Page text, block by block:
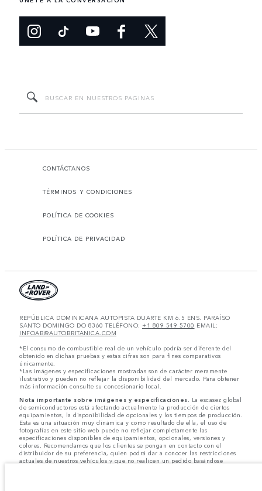
CONTÁCTANOS
TÉRMINOS Y CONDICIONES
POLÍTICA DE COOKIES
POLÍTICA DE PRIVACIDAD
REPÚBLICA DOMINICANA AUTOPISTA DUARTE KM 6.5 ENS. PARAÍSO
SANTO DOMINGO DO 8360 TELÉFONO: +1 809 549 5700 EMAIL:
INFOAB@AUTOBRITANICA.COM
*El consumo de combustible real de un vehículo podría ser diferente del
obtenido en dichas pruebas y estas cifras son para fines comparativos
únicamente.
*Las imágenes y especificaciones mostradas son de carácter meramente
ilustrativo y pueden no reflejar la disponibilidad del mercado. Para obtener
más información consulte su concesionario local.
Nota importante sobre imágenes y especificaciones. La escasez global
de semiconductores está afectando actualmente la producción de ciertos
equipamientos, la disponibilidad de opcionales y los tiempos de producción.
Esta es una situación muy dinámica y como resultado de ella, el uso de
fotografías en este sitio web puede no reflejar completamente las
especificaciones disponibles de equipamientos, opcionales, versiones y
colores. Recomendamos que los clientes se pongan en contacto con el
distribuidor de su preferencia, quien podrá dar a conocer las restricciones
actuales de nuestros vehículos y que no realicen un pedido basándose